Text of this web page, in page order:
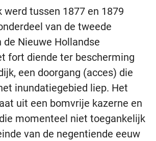
werd tussen 1877 en 1879
van de tweede
Nieuwe Hollandse
fort diende ter bescherming
een doorgang (acces) die
inundatiegebied liep. Het
uit een bomvrije kazerne en
momenteel niet toegankelijk
van de negentiende eeuw